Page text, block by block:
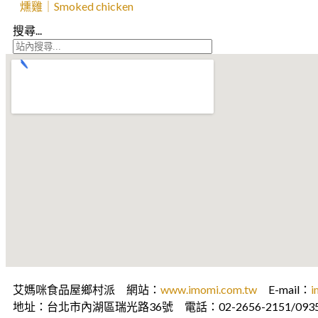
燻雞｜Smoked chicken
搜尋...
艾媽咪食品屋鄉村派 網站： www.imomi.com.tw E-mail：
地址：台北市內湖區瑞光路36號 電話：02-2656-2151/